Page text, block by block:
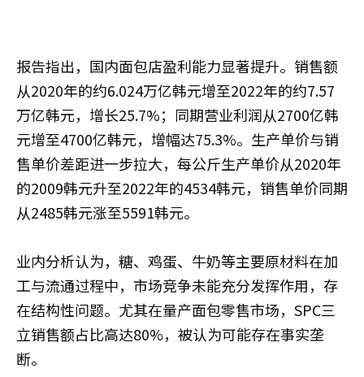
报告指出，国内面包店盈利能力显著提升。销售额
从2020年的约6.024万亿韩元增至2022年的约7.57
万亿韩元，增长25.7%；同期营业利润从2700亿韩
元增至4700亿韩元，增幅达75.3%。生产单价与销
售单价差距进一步拉大，每公斤生产单价从2020年
的2009韩元升至2022年的4534韩元，销售单价同期
从2485韩元涨至5591韩元。
业内分析认为，糖、鸡蛋、牛奶等主要原材料在加
工与流通过程中，市场竞争未能充分发挥作用，存
在结构性问题。尤其在量产面包零售市场，SPC三
立销售额占比高达80%，被认为可能存在事实垄
断。